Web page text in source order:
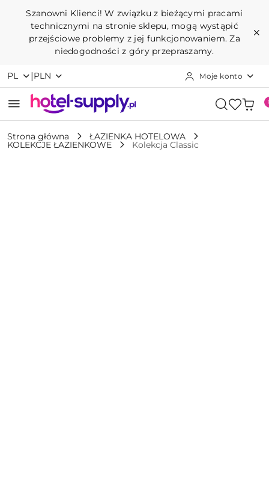
Przejdź do treści głównej
Przejdź do wyszukiwarki
Przejdź do moje konto
Przejdź do menu głównego
Przejdź do opisu produktu
Przejdź do stopki
Szanowni Klienci! W związku z bieżącymi pracami
technicznymi na stronie sklepu, mogą wystąpić
przejściowe problemy z jej funkcjonowaniem. Za
niedogodności z góry przepraszamy.
PL |PLN Moje konto
Strona główna ŁAZIENKA HOTELOWA
KOLEKCJE ŁAZIENKOWE Kolekcja Classic